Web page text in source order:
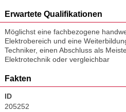
Erwartete Qualifikationen
Möglichst eine fachbezogene
Elektrobereich und eine
Techniker, einen Abschluss als
Elektrotechnik oder vergleichbar
Fakten
ID
205252